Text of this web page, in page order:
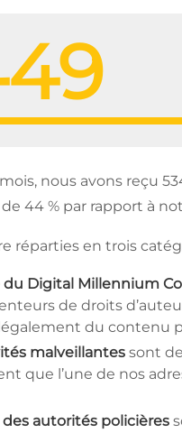
nous avons reçu
44 % par rapport à
réparties en trois
Digital Millennium
de droits
du contenu
malveillantes sont
que l’une de nos
autorités policières